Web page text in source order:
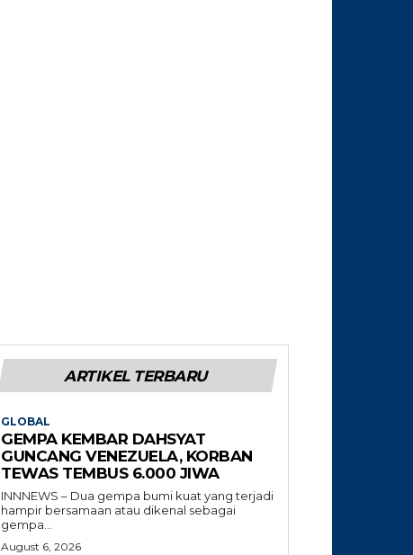
ARTIKEL TERBARU
GLOBAL
GEMPA KEMBAR DAHSYAT
GUNCANG VENEZUELA, KORBAN
TEWAS TEMBUS 6.000 JIWA
INNNEWS – Dua gempa bumi kuat yang terjadi
hampir bersamaan atau dikenal sebagai
gempa...
August 6, 2026